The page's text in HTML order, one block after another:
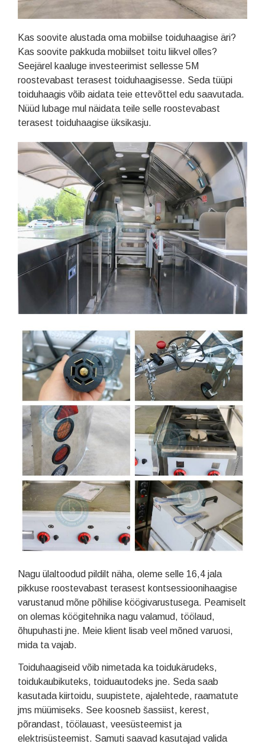
Kas soovite alustada oma mobiilse toiduhaagise äri?
Kas soovite pakkuda mobiilset toitu liikvel olles?
Seejärel kaaluge investeerimist sellesse 5M
roostevabast terasest toiduhaagisesse. Seda tüüpi
toiduhaagis võib aidata teie ettevõttel edu saavutada.
Nüüd lubage mul näidata teile selle roostevabast
terasest toiduhaagise üksikasju.
Nagu ülaltoodud pildilt näha, oleme selle 16,4 jala
pikkuse roostevabast terasest kontsessioonihaagise
varustanud mõne põhilise köögivarustusega. Peamiselt
on olemas köögitehnika nagu valamud, töölaud,
õhupuhasti jne. Meie klient lisab veel mõned varuosi,
mida ta vajab.
Toiduhaagiseid võib nimetada ka toidukärudeks,
toidukaubikuteks, toiduautodeks jne. Seda saab
kasutada kiirtoidu, suupistete, ajalehtede, raamatute
jms müümiseks. See koosneb šassiist, kerest,
põrandast, töölauast, veesüsteemist ja
elektrisüsteemist. Samuti saavad kasutajad valida